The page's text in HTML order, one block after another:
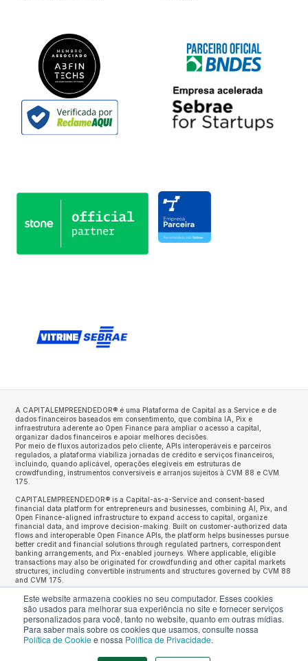
Este website armazena cookies no seu computador. Esses cookies
são usados ​​para melhorar sua experiência no site e fornecer serviços
personalizados para você, tanto no website, quanto em outras mídias.
Para saber mais sobre os cookies que usamos, consulte nossa
Política de Cookiee nossa Política de Privacidade.
A CAPITALEMPREENDEDOR® é uma Plataforma de Capital as a Service e de
dados financeiros baseados em consentimento, que combina IA, Pix e
infraestrutura aderente ao Open Finance para ampliar o acesso a capital,
organizar dados financeiros e apoiar melhores decisões.
Por meio de fluxos autorizados pelo cliente, APIs interoperáveis e parceiros
regulados, a plataforma viabiliza jornadas de crédito e serviços financeiros,
incluindo, quando aplicável, operações elegíveis em estruturas de
crowdfunding, instrumentos conversíveis e arranjos sujeitos à CVM 88 e CVM
175.
CAPITALEMPREENDEDOR® is a Capital-as-a-Service and consent-based
financial data platform for entrepreneurs and businesses, combining AI, Pix, and
Open Finance-aligned infrastructure to expand access to capital, organize
financial data, and improve decision-making. Built on customer-authorized data
flows and interoperable Open Finance APIs, the platform helps businesses pursue
better credit and financial solutions through regulated partners, correspondent
banking arrangements, and Pix-enabled journeys. Where applicable, eligible
transactions may also be originated for crowdfunding and other capital markets
structures, including convertible instruments and structures governed by CVM 88
and CVM 175.
* Não cobramos taxas antecipadas
** No momento da liquidação do crédito, é cobrada uma taxa de sucesso,
baseada na quantia efetivamente desembolsada.
*** As taxas de juros sobre operações de crédito podem variar. Elas são
oferecidas diretamente pelas instituições, flutuando de acordo com o rating da
empresa, histórico e a disponibilidade de linhas de crédito.